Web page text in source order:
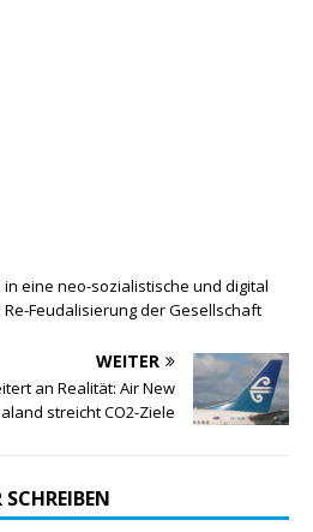
in eine neo-sozialistische und digital
Feudalisierung der Gesellschaft
WEITER
an Realität: Air New
streicht CO2-Ziele